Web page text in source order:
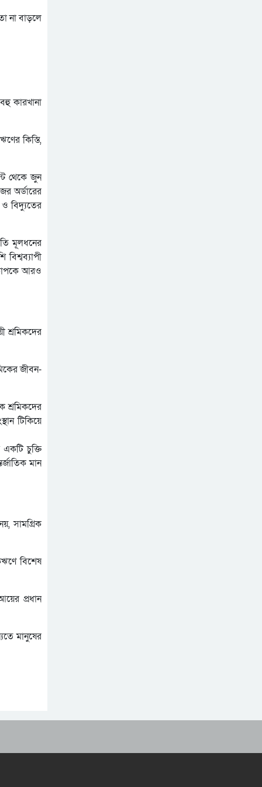
না বাড়লে
কারখানা
কিস্তি,
থেকে জুন
অর্ডারের
ও বিদ্যুতের
মূলধনের
আরও
শ্রমিকদের
জীবন-
শ্রমিকদের
টিকিয়ে
চুক্তি
মান
সামগ্রিক
বিশেষ
প্রধান
মানুষের